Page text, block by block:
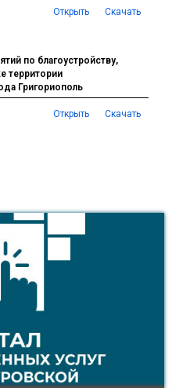
Открыть Скачать
по благоустройству,
территории
Григориополь
Открыть Скачать